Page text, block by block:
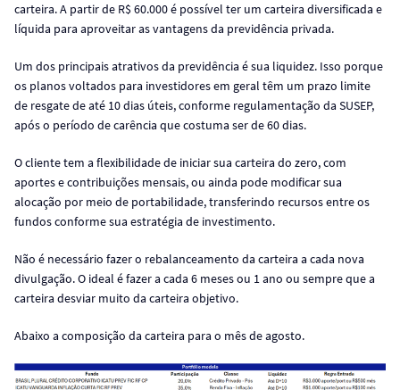
carteira. A partir de R$ 60.000 é possível ter um carteira diversificada e
líquida para aproveitar as vantagens da previdência privada.
Um dos principais atrativos da previdência é sua liquidez. Isso porque
os planos voltados para investidores em geral têm um prazo limite
de resgate de até 10 dias úteis, conforme regulamentação da SUSEP,
após o período de carência que costuma ser de 60 dias.
O cliente tem a flexibilidade de iniciar sua carteira do zero, com
aportes e contribuições mensais, ou ainda pode modificar sua
alocação por meio de portabilidade, transferindo recursos entre os
fundos conforme sua estratégia de investimento.
Não é necessário fazer o rebalanceamento da carteira a cada nova
divulgação. O ideal é fazer a cada 6 meses ou 1 ano ou sempre que a
carteira desviar muito da carteira objetivo.
Abaixo a composição da carteira para o mês de agosto.